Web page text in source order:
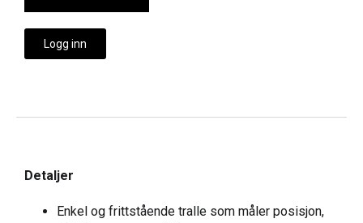
Logg inn
Detaljer
Enkel og frittstående tralle som måler posisjon,